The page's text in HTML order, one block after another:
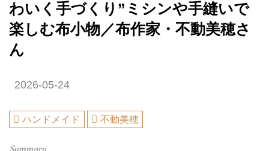
わいく手づくり”ミシンや手縫いで
楽しむ布小物／布作家・不動美穂さ
ん
2026-05-24
ハンドメイド 不動美穂